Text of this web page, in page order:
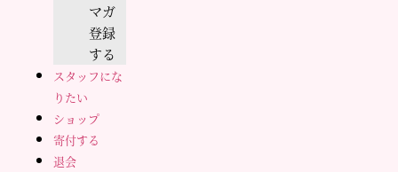
マガ
登録
する
スタッフにな
りたい
ショップ
寄付する
退会